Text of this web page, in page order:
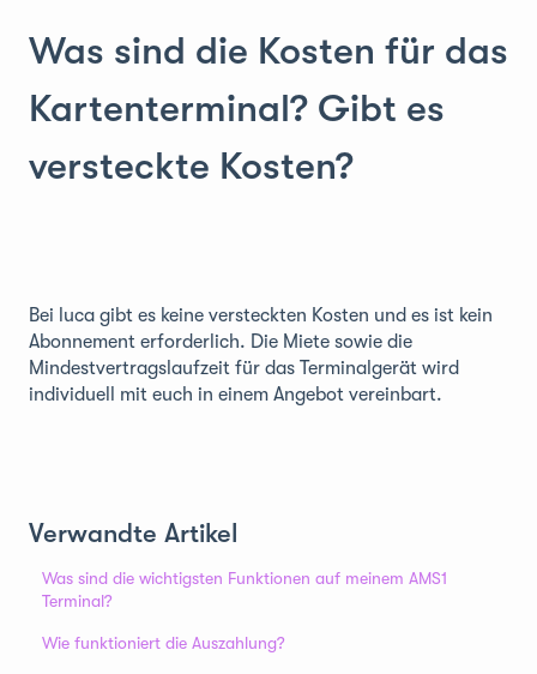
Was sind die Kosten für das
Kartenterminal? Gibt es
versteckte Kosten?
Bei luca gibt es keine versteckten Kosten und es ist kein
Abonnement erforderlich. Die Miete sowie die
Mindestvertragslaufzeit für das Terminalgerät wird
individuell mit euch in einem Angebot vereinbart.
Verwandte Artikel
Was sind die wichtigsten Funktionen auf meinem AMS1
Terminal?
Wie funktioniert die Auszahlung?